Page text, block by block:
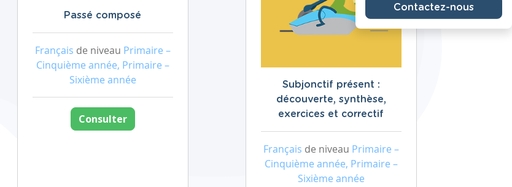
Passé composé
Français de niveau Primaire –
Cinquième année, Primaire –
Sixième année
Consulter
Subjonctif présent :
découverte, synthèse,
exercices et correctif
Français de niveau Primaire –
Cinquième année, Primaire –
Sixième année
Contactez-nous